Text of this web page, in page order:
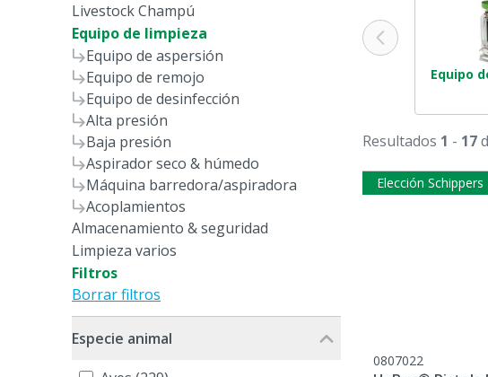
Livestock Champú
Equipo de limpieza
Equipo de aspersión
Equipo de remojo
Equipo de desinfección
Alta presión
Baja presión
Aspirador seco & húmedo
Máquina barredora/aspiradora
Acoplamientos
Almacenamiento & seguridad
Limpieza varios
Filtros
Borrar filtros
Especie animal
Equipo
Resultados 1 - 17
Elección Schippers
0807022